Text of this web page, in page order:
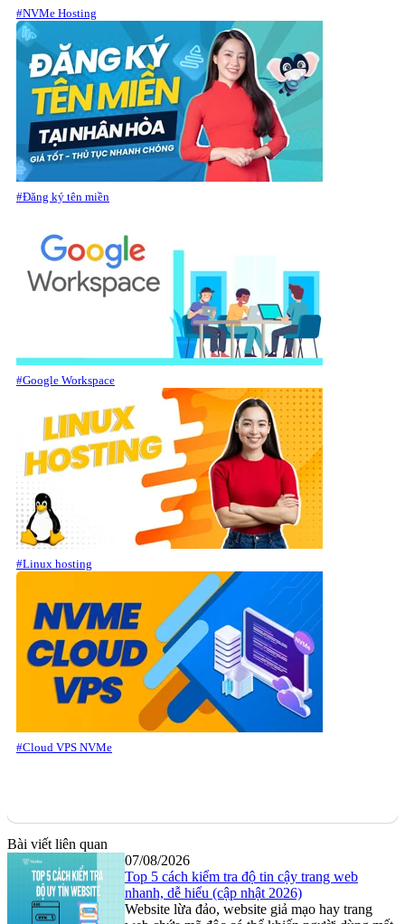
#NVMe Hosting
#Đăng ký tên miền
#Google Workspace
#Linux hosting
#Cloud VPS NVMe
Bài viết liên quan
07/08/2026
Top 5 cách kiểm tra độ tin cậy trang web
nhanh, dễ hiểu (cập nhật 2026)
Website lừa đảo, website giả mạo hay trang